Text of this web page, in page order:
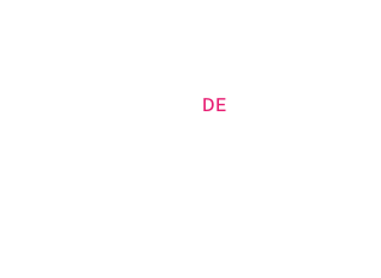
DE